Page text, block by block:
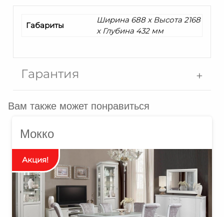
Габариты
Ширина 688 x Высота 2168
x Глубина 432 мм
Гарантия
Вам также может понравиться
Мокко